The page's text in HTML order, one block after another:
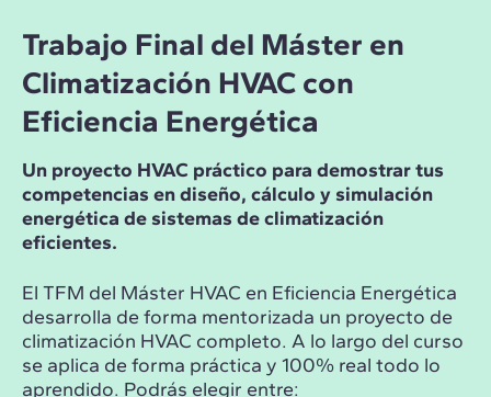
Trabajo Final del Máster en
Climatización HVAC con
Eficiencia Energética
Un proyecto HVAC práctico para demostrar tus
competencias en diseño, cálculo y simulación
energética de sistemas de climatización
eficientes.
El TFM del Máster HVAC en Eficiencia Energética
desarrolla de forma mentorizada un proyecto de
climatización HVAC completo. A lo largo del curso
se aplica de forma práctica y 100% real todo lo
aprendido. Podrás elegir entre: